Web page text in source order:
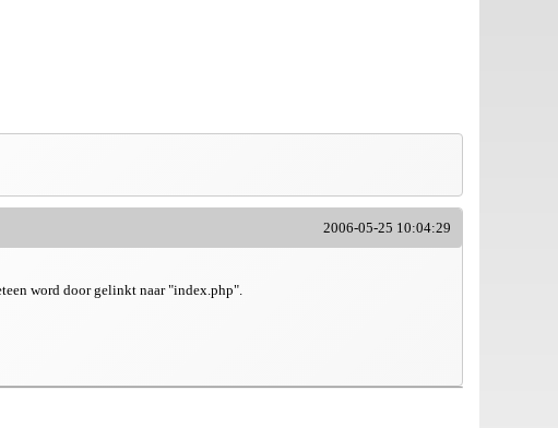
2006-05-25 10:04:29
word door gelinkt naar "index.php".